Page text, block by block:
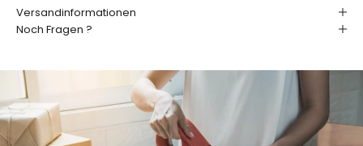
Versandinformationen
Noch Fragen ?
n
e
n
!